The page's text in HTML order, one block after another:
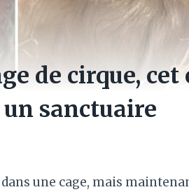
de cirque, cet
sanctuaire
une cage, mais